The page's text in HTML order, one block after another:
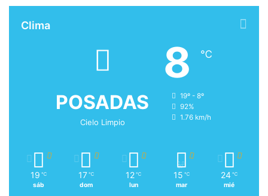
Clima
POSADAS
Cielo Limpio
8 ℃
19º - 8º
92%
1.76 km/h
19 ℃
sáb
17 ℃
dom
12 ℃
lun
15 ℃
mar
24 ℃
mié